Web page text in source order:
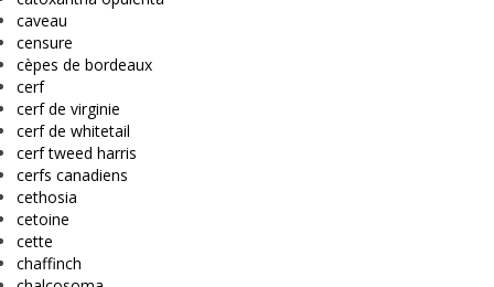
caveau
censure
cèpes de bordeaux
cerf
cerf de virginie
cerf de whitetail
cerf tweed harris
cerfs canadiens
cethosia
cetoine
cette
chaffinch